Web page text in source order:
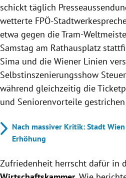
schickt täglich
wetterte FPÖ-
etwa gegen die Tram-
Samstag am Rathausplatz
Sima und die Wiener Linien
Selbstinszenierungsshow
während gleichzeitig die
und Seniorenvorteile gestrichen
Nach massiver Kritik: Stadt
Erhöhung
Zufriedenheit herrscht dafür in